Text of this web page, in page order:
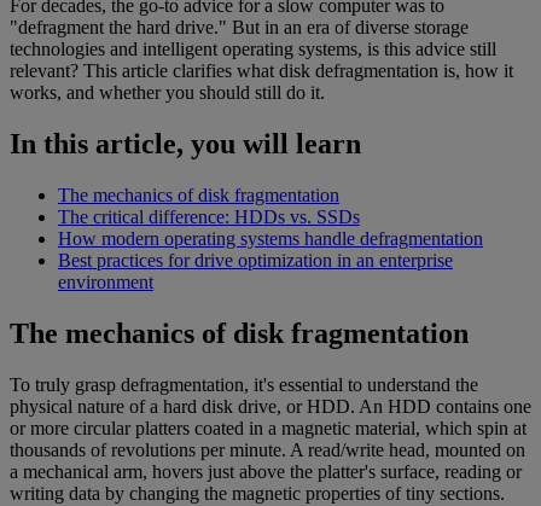
For decades, the go-to advice for a slow computer was to
"defragment the hard drive." But in an era of diverse storage
technologies and intelligent operating systems, is this advice still
relevant? This article clarifies what disk defragmentation is, how it
works, and whether you should still do it.
In this article, you will learn
The mechanics of disk fragmentation
The critical difference: HDDs vs. SSDs
How modern operating systems handle defragmentation
Best practices for drive optimization in an enterprise
environment
The mechanics of disk fragmentation
To truly grasp defragmentation, it's essential to understand the
physical nature of a hard disk drive, or HDD. An HDD contains one
or more circular platters coated in a magnetic material, which spin at
thousands of revolutions per minute. A read/write head, mounted on
a mechanical arm, hovers just above the platter's surface, reading or
writing data by changing the magnetic properties of tiny sections.